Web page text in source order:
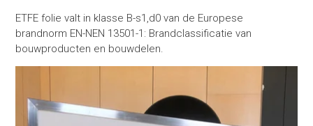
ETFE folie valt in klasse B-s1,d0 van de Europese
brandnorm EN-NEN 13501-1: Brandclassificatie van
bouwproducten en bouwdelen.